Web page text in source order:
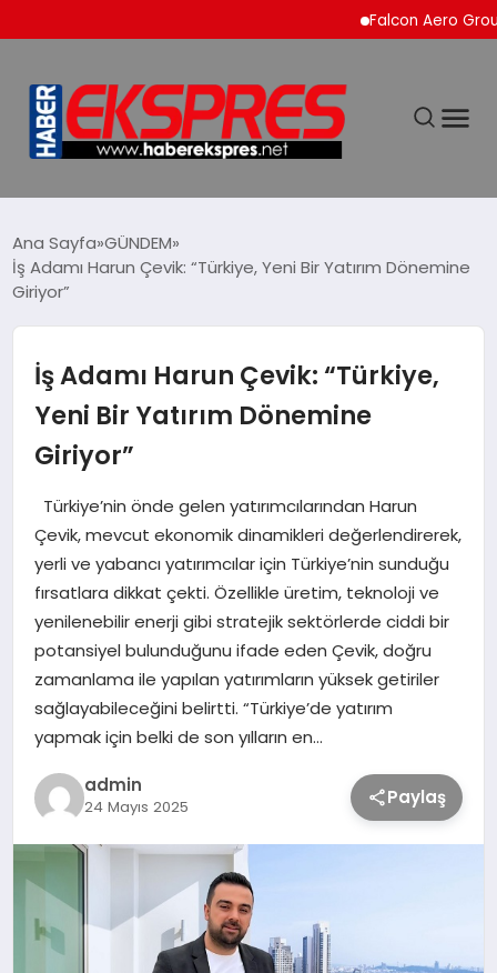
Falcon Aero Group,
EKONOMİ
SİYASET
SPOR
TEKNOLOJİ
SAĞLIK
MAGAZİN
Ana Sayfa GÜNDEM
İş Adamı Harun Çevik: “Türkiye, Yeni Bir Yatırım Dönemine
Giriyor”
İş Adamı Harun Çevik: “Türkiye,
Yeni Bir Yatırım Dönemine
Giriyor”
Türkiye’nin önde gelen yatırımcılarından Harun
Çevik, mevcut ekonomik dinamikleri değerlendirerek,
yerli ve yabancı yatırımcılar için Türkiye’nin sunduğu
fırsatlara dikkat çekti. Özellikle üretim, teknoloji ve
yenilenebilir enerji gibi stratejik sektörlerde ciddi bir
potansiyel bulunduğunu ifade eden Çevik, doğru
zamanlama ile yapılan yatırımların yüksek getiriler
sağlayabileceğini belirtti. “Türkiye’de yatırım
yapmak için belki de son yılların en…
admin
24 Mayıs 2025 Paylaş